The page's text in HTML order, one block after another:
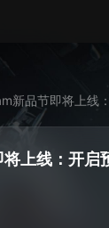
新品节即将上线
上线：开启